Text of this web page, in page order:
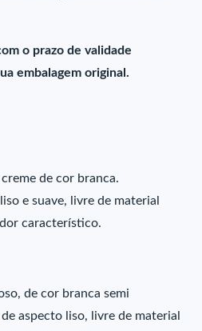
o prazo de validade
embalagem original.
de cor branca.
e suave, livre de material
característico.
de cor branca semi
aspecto liso, livre de material